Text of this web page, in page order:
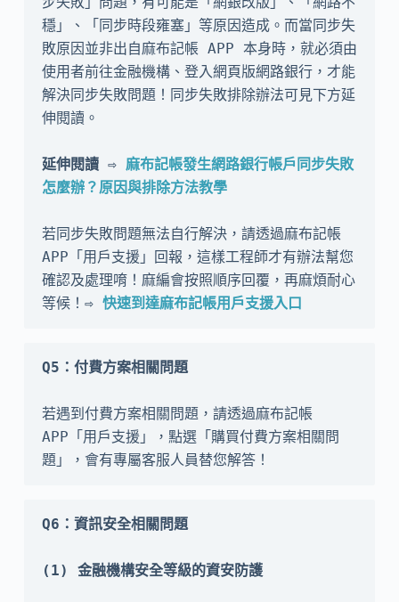
穩」、「同步時段雍塞」等原因造成。而當同步失
敗原因並非出自麻布記帳 APP 本身時，就必須由
使用者前往金融機構、登入網頁版網路銀行，才能
解決同步失敗問題！同步失敗排除辦法可見下方延
伸閱讀。
延伸閱讀 ⇨ 麻布記帳發生網路銀行帳戶同步失敗
怎麼辦？原因與排除方法教學
若同步失敗問題無法自行解決，請透過麻布記帳
APP「用戶支援」回報，這樣工程師才有辦法幫您
確認及處理唷！麻編會按照順序回覆，再麻煩耐心
等候！ ⇨ 快速到達麻布記帳用戶支援入口
Q5：付費方案相關問題
若遇到付費方案相關問題，請透過麻布記帳
APP「用戶支援」，點選「購買付費方案相關問
題」，會有專屬客服人員替您解答！
Q6：資訊安全相關問題
(1) 金融機構安全等級的資安防護